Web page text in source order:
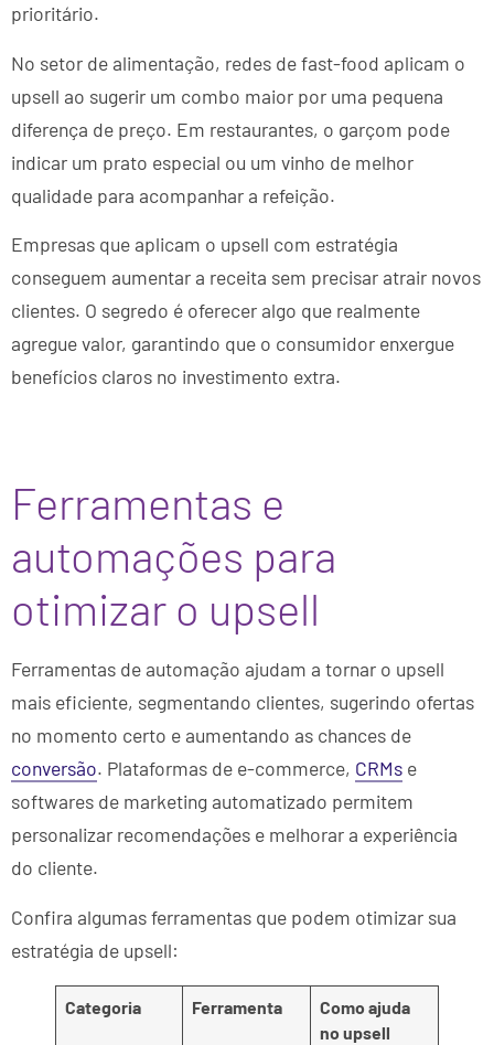
prioritário.
No setor de alimentação, redes de fast-food aplicam o
upsell ao sugerir um combo maior por uma pequena
diferença de preço. Em restaurantes, o garçom pode
indicar um prato especial ou um vinho de melhor
qualidade para acompanhar a refeição.
Empresas que aplicam o upsell com estratégia
conseguem aumentar a receita sem precisar atrair novos
clientes. O segredo é oferecer algo que realmente
agregue valor, garantindo que o consumidor enxergue
benefícios claros no investimento extra.
Ferramentas e
automações para
otimizar o upsell
Ferramentas de automação ajudam a tornar o upsell
mais eficiente, segmentando clientes, sugerindo ofertas
no momento certo e aumentando as chances de
conversão. Plataformas de e-commerce, CRMs e
softwares de marketing automatizado permitem
personalizar recomendações e melhorar a experiência
do cliente.
Confira algumas ferramentas que podem otimizar sua
estratégia de upsell:
Categoria Ferramenta
Como ajuda
no upsell